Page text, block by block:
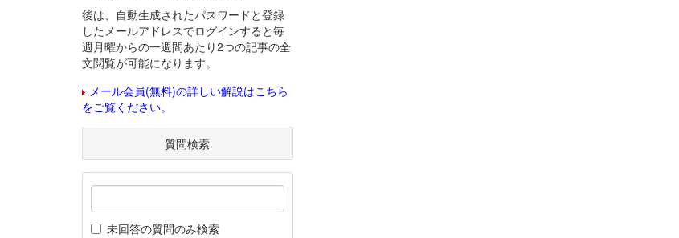
後は、自動生成されたパスワードと登録
したメールアドレスでログインすると毎
週月曜からの一週間あたり2つの記事の全
文閲覧が可能になります。
メール会員(無料)の詳しい解説はこちら
をご覧ください。
質問検索
未回答の質問のみ検索